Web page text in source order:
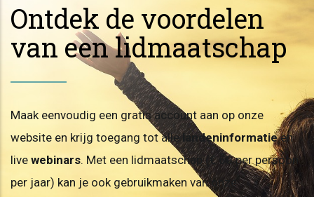
Ontdek de voordelen
van een lidmaatschap
Maak eenvoudig een gratis account aan op onze
website en krijg toegang tot alle landeninformatieen
live webinars. Met een lidmaatschap (€ 60 per persoon
per jaar) kan je ook gebruikmaken van onze